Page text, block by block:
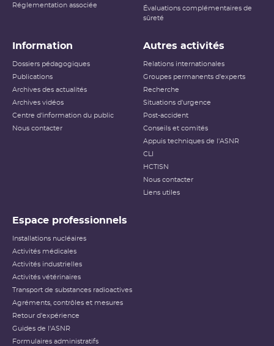
Réglementation associée
Évaluations complémentaires de
sûreté
Information
Dossiers pédagogiques
Publications
Archives des actualités
Archives vidéos
Centre d'information du public
Nous contacter
Autres activités
Relations internationales
Groupes permanents d'experts
Recherche
Situations d'urgence
Post-accident
Conseils et comités
Appuis techniques de l'ASNR
CLI
HCTISN
Nous contacter
Liens utiles
Espace professionnels
Installations nucléaires
Activités médicales
Activités industrielles
Activités vétérinaires
Transport de substances radioactives
Agréments, contrôles et mesures
Retour d'expérience
Guides de l'ASNR
Formulaires administratifs